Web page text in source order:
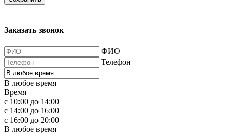
Заказать звонок
ФИО
Телефон
В любое время
Время
с 10:00 до 14:00
с 14:00 до 16:00
с 16:00 до 20:00
В любое время